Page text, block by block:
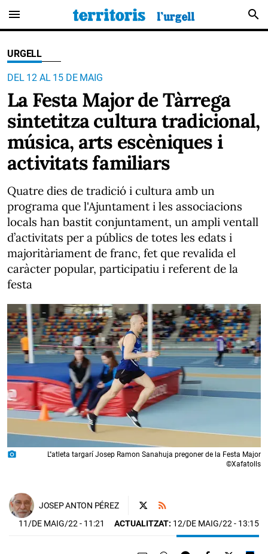
menu search
URGELL
DEL 12 AL 15 DE MAIG
La Festa Major de Tàrrega
sintetitza cultura tradicional,
música, arts escèniques i
activitats familiars
Quatre dies de tradició i cultura amb un
programa que l'Ajuntament i les associacions
locals han bastit conjuntament, un ampli ventall
d’activitats per a públics de totes les edats i
majoritàriament de franc, fet que revalida el
caràcter popular, participatiu i referent de la
festa
photo_camera
L''atleta targarí Josep Ramon Sanahuja pregoner de la Festa Major
©Xafatolls
JOSEP ANTON PÉREZ
11/DE MAIG/22 - 11:21 ACTUALITZAT: 12/DE MAIG/22 - 13:15